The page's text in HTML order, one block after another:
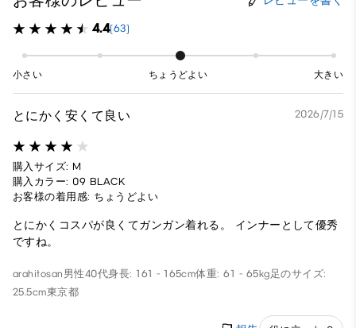
4.4(63)
小さい ちょうどよい 大きい
とにかく安くて良い 2026/7/15
購入サイズ: M
購入カラー: 09 BLACK
お客様の着用感: ちょうどよい
とにかくコスパが良くてガンガン着れる。 インナーとして優秀
ですね。
arahitosan 男性40代身長: 161 - 165cm体重: 61 - 65kg足のサイズ:
25.5cm東京都